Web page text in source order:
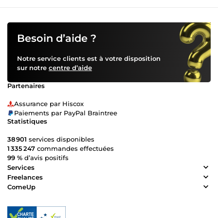
Besoin d’aide ?
Notre service clients est à votre disposition
sur notre centre d’aide
Partenaires
Assurance par Hiscox
Paiements par PayPal Braintree
Statistiques
38 901 services disponibles
1 335 247 commandes effectuées
99 % d’avis positifs
Services
Freelances
ComeUp